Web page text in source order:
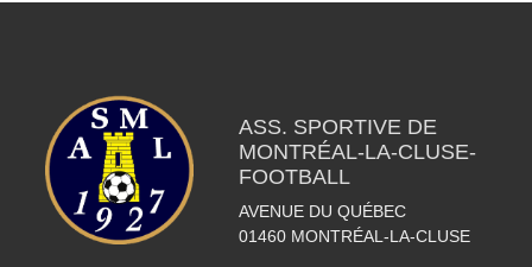
ASS. SPORTIVE DE
MONTRÉAL-LA-CLUSE-
FOOTBALL
AVENUE DU QUÉBEC
01460 MONTRÉAL-LA-CLUSE